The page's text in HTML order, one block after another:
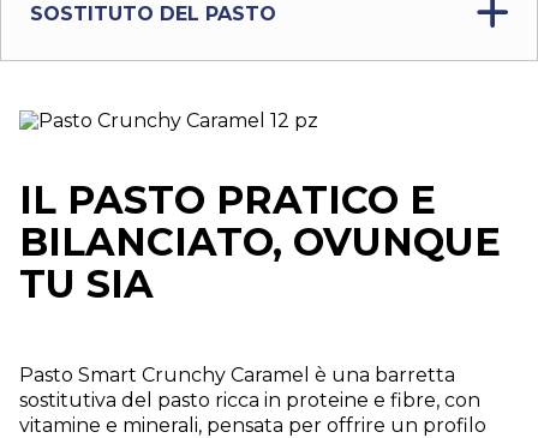
SOSTITUTO DEL PASTO
IL PASTO PRATICO E
BILANCIATO, OVUNQUE
TU SIA
Pasto Smart Crunchy Caramel è una barretta
sostitutiva del pasto ricca in proteine e fibre, con
vitamine e minerali, pensata per offrire un profilo